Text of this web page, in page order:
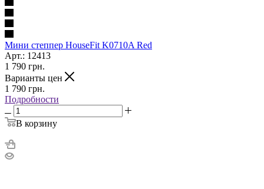
Мини степпер HouseFit K0710A Red
Арт.: 12413
1 790 грн.
Варианты цен
1 790 грн.
Подробности
В корзину